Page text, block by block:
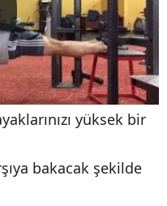
yüksek bir
bakacak şekilde